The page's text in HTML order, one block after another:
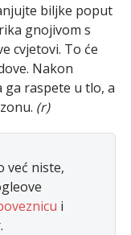
biljke poput
gnojivom s
cvjetovi. To će
Nakon
raspete u tlo, a
(r)
već niste,
i